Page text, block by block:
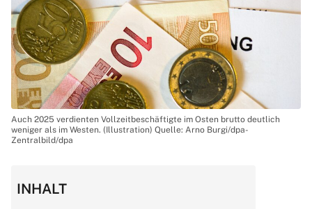
Auch 2025 verdienten Vollzeitbeschäftigte im Osten brutto deutlich
weniger als im Westen. (Illustration) Quelle: Arno Burgi/dpa-
Zentralbild/dpa
INHALT